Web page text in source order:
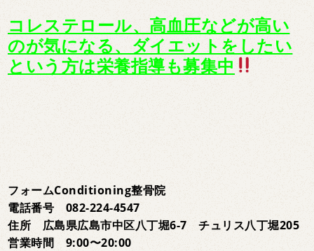
コレステロール、高血圧などが高い
のが気になる、ダイエットをしたい
という方は栄養指導も募集中
フォームConditioning整骨院
電話番号 082-224-4547
住所 広島県広島市中区八丁堀6-7 チュリス八丁堀205
営業時間 9:00〜20:00